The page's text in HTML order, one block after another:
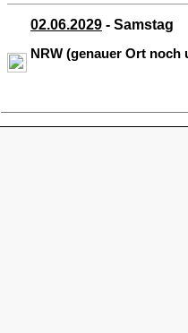
02.06.2029 - Samstag
NRW (genauer Ort noch